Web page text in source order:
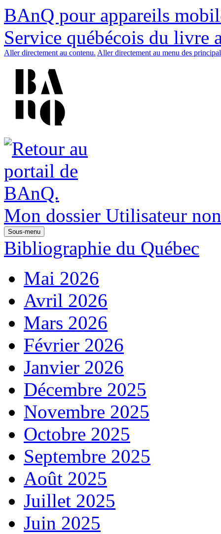
BAnQ pour appareils
Service québécois du livre
Aller directement au contenu. Aller directement au menu des
Mon dossier Utilisateur
Sous-menu
Bibliographie du Québec
Mai 2026
Avril 2026
Mars 2026
Février 2026
Janvier 2026
Décembre 2025
Novembre 2025
Octobre 2025
Septembre 2025
Août 2025
Juillet 2025
Juin 2025